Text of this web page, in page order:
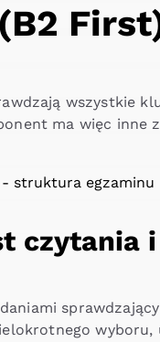
wszystkie
ma więc inne
czytania i
wyboru,